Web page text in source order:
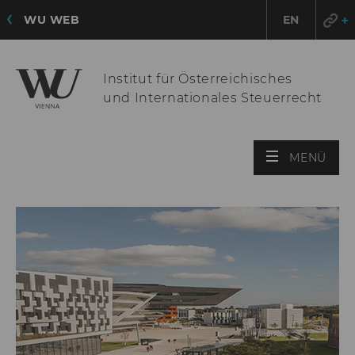
WU WEB EN
Institut für Österreichisches
und Internationales Steuerrecht
MENÜ